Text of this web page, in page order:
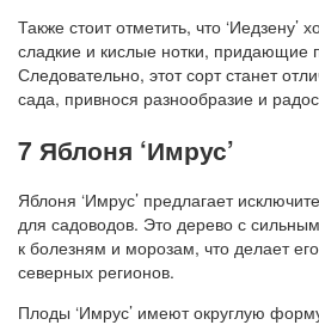
Также стоит отметить, что ‘Иедзену’
сладкие и кислые нотки, придающие
Следовательно, этот сорт станет
сада, привнося разнообразие и
7 Яблоня ‘Имрус’
Яблоня ‘Имрус’ предлагает
для садоводов. Это дерево с
к болезням и морозам, что делает
северных регионов.
Плоды ‘Имрус’ имеют округлую